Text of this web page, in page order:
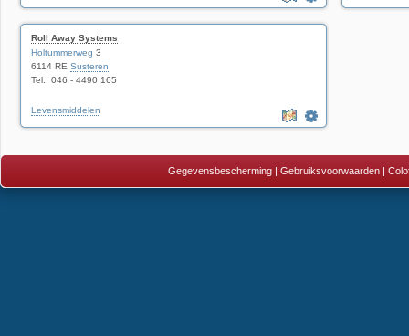
Roll Away Systems
Holtummerweg 3
6114 RE Susteren
Tel.: 046 - 4490 165
Levensmiddelen
Gegevensbescherming| Gebruiksvoorwaarden|